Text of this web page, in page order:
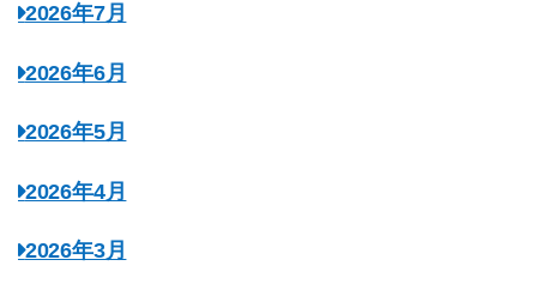
2026年7月
2026年6月
2026年5月
2026年4月
2026年3月